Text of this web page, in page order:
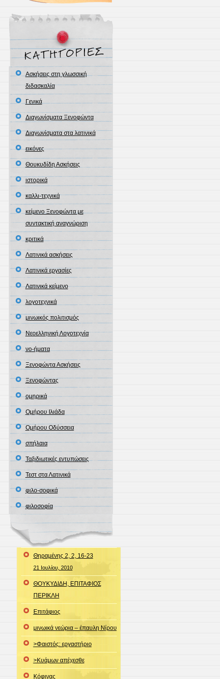
Ασκήσεις στη γλωσσική
διδασκαλία
Γενικά
Διαγωνίσματα Ξενοφώντα
Διαγωνίσματα στα λατινικά
εικόνες
Θουκυδίδη Ασκήσεις
ιστορικά
καλλι-τεχνικά
κείμενο Ξενοφώντα με
συντακτική αναγνώριση
κριτικά
Λατινικά ασκήσεις
Λατινικά εργασίες
Λατινικά κείμενο
λογοτεχνικά
μινωικός πολιτισμός
Νεοελληνική Λογοτεχνία
νο-ήματα
Ξενοφώντα Ασκήσεις
Ξενοφώντας
ομηρικά
Ομήρου Ιλιάδα
Ομήρου Οδύσσεια
σπήλαια
Ταξιδιωτικές εντυπώσεις
Τεστ στα Λατινικά
φιλο-σοφικά
φιλοσοφία
Θηραμένης 2, 2, 16-23
21 Ιουλίου, 2010
ΘΟΥΚΥΔΙΔΗ, ΕΠΙΤΑΦΙΟΣ
ΠΕΡΙΚΛΗ
Επιτάφιος
μινωικά νεώρια – έπαυλη Νίρου
>Φαιστός: εργαστήριο
>Κυάμων απέχεσθε
Κόφινας